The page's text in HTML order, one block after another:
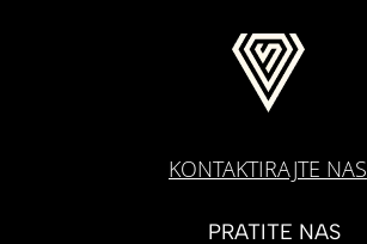
KONTAKTIRAJTE NAS
PRATITE NAS